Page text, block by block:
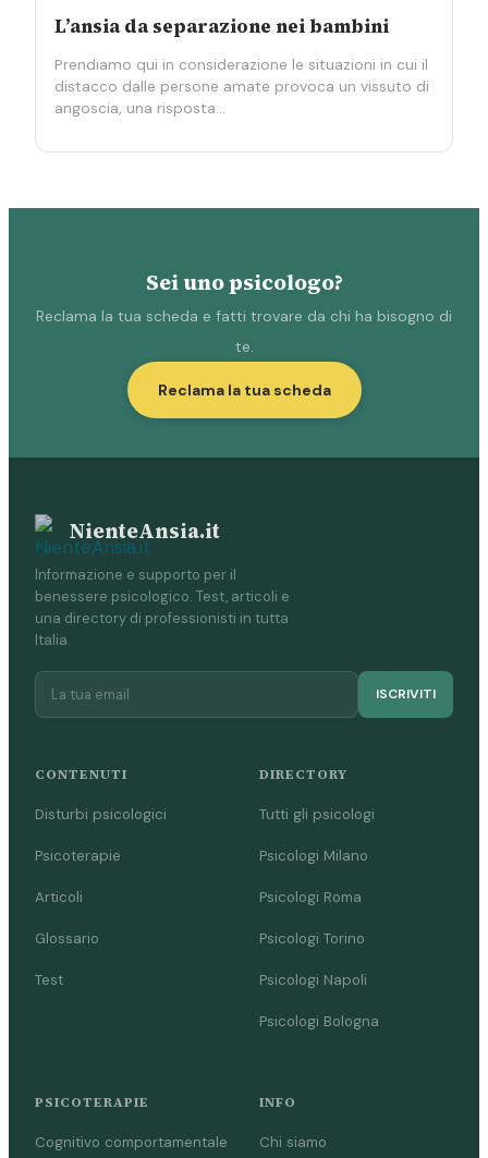
L’ansia da separazione nei bambini
Prendiamo qui in considerazione le situazioni in cui il
distacco dalle persone amate provoca un vissuto di
angoscia, una risposta…
Sei uno psicologo?
Reclama la tua scheda e fatti trovare da chi ha bisogno di
te.
Reclama la tua scheda
NienteAnsia.it
Informazione e supporto per il
benessere psicologico. Test, articoli e
una directory di professionisti in tutta
Italia.
ISCRIVITI
CONTENUTI
Disturbi psicologici
Psicoterapie
Articoli
Glossario
Test
DIRECTORY
Tutti gli psicologi
Psicologi Milano
Psicologi Roma
Psicologi Torino
Psicologi Napoli
Psicologi Bologna
PSICOTERAPIE
Cognitivo comportamentale
INFO
Chi siamo